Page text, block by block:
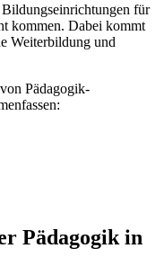
für
kommen. Dabei kommt
Weiterbildung und
Pädagogik-
Pädagogik in